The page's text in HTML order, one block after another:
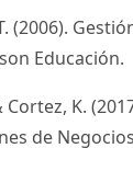
(2006).
Educación.
Cortez, K.
de